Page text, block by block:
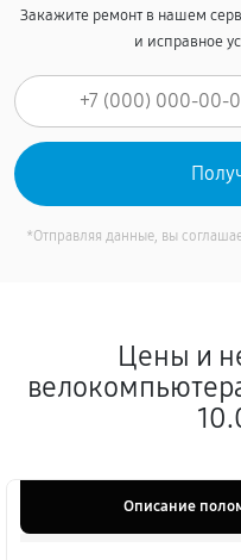
Закажите ремонт в нашем
и исправное
*Отправляя данные, вы
Цены и
Описание